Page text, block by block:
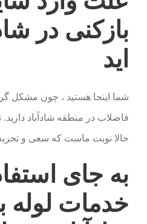
بازکنی در
اید
شما اینجا هستید ، چون مشکل
فاضلاب در منطقه شادآباد
حالا نوبت ماست که سعی و تجربه
به جای
خدمات لوله